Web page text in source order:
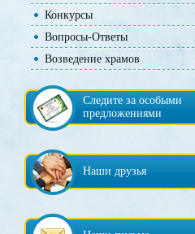
Конкурсы
Вопросы-Ответы
Возведение храмов
Следите за особыми
предложениями
Наши друзья